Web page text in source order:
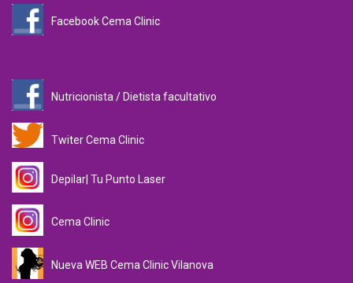
Facebook Cema Clinic
Nutricionista / Dietista facultativo
Twiter Cema Clinic
Depilar| Tu Punto Laser
Cema Clinic
Nueva WEB Cema Clinic Vilanova